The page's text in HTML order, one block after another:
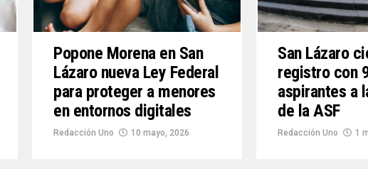
Popone Morena en San
Lázaro nueva Ley Federal
para proteger a menores
en entornos digitales
Redacción Uno 10 mayo, 2026
San Lázaro
registro con
aspirantes a
de la ASF
Redacción Uno 1